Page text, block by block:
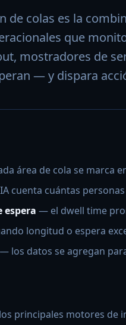
de colas es la
que
mostradores de
— y dispara
área de cola se marca
cuenta cuántas personas
espera — el dwell time
longitud o espera
— los datos se agregan
principales motores de